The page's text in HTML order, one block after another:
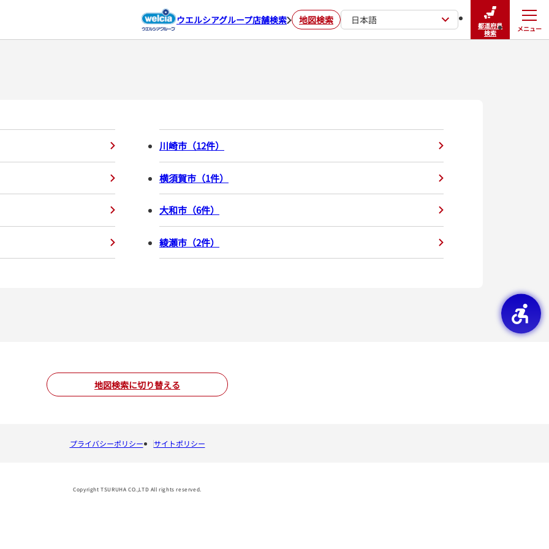
ウエルシアグループ店舗検索 地図検索 日本語
都道府県
検索
メニュー
閉じる
川崎市 （12件）
横須賀市 （1件）
大和市 （6件）
綾瀬市 （2件）
地図検索に切り替える
プライバシーポリシー サイトポリシー
Copyright TSURUHA CO.,LTD All rights reserved.